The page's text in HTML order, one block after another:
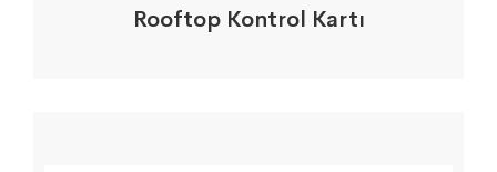
Rooftop Kontrol Kartı